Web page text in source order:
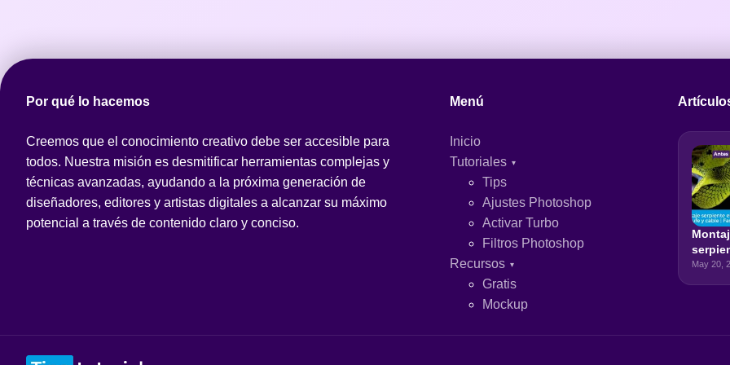
Por qué lo hacemos
Creemos que el conocimiento creativo debe ser accesible para
todos. Nuestra misión es desmitificar herramientas complejas y
técnicas avanzadas, ayudando a la próxima generación de
diseñadores, editores y artistas digitales a alcanzar su máximo
potencial a través de contenido claro y conciso.
Menú
Inicio
Tutoriales
Tips
Ajustes Photoshop
Activar Turbo
Filtros Photoshop
Recursos
Gratis
Mockup
May 20,